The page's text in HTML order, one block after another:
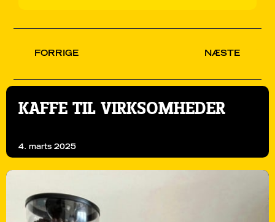
FORRIGE NÆSTE
KAFFE TIL VIRKSOMHEDER
4. marts 2025